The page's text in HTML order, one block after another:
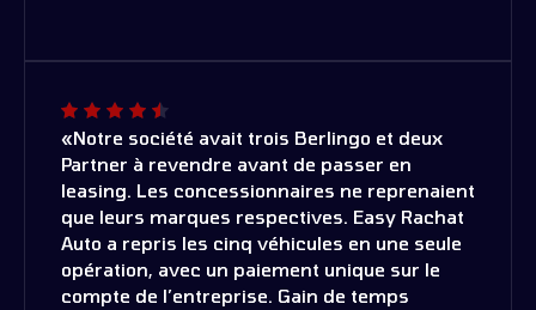
«Notre société avait trois Berlingo et deux
Partner à revendre avant de passer en
leasing. Les concessionnaires ne reprenaient
que leurs marques respectives. Easy Rachat
Auto a repris les cinq véhicules en une seule
opération, avec un paiement unique sur le
compte de l’entreprise. Gain de temps